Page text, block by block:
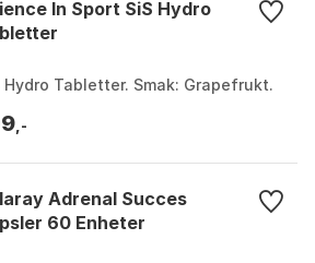
In Sport SiS Hydro
Hydro Tabletter. Smak: Grapefrukt.
,-
Adrenal Succes
60 Enheter